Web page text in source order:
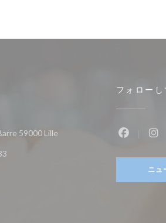
59000 Lille((新しいウィンドウで開きます
フォロー
ニュ